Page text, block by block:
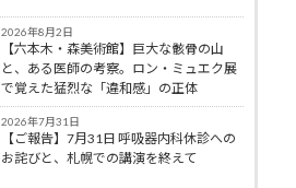
2026年8月2日
【六本木・森美術館】巨大な骸骨の山
と、ある医師の考察。ロン・ミュエク展
で覚えた猛烈な「違和感」の正体
2026年7月31日
【ご報告】7月31日 呼吸器内科休診への
お詫びと、札幌での講演を終えて